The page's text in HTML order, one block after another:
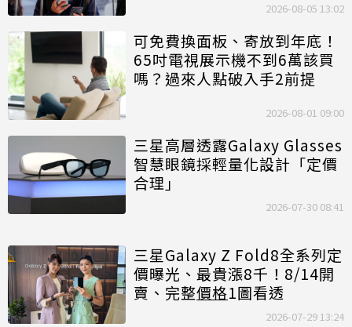
2026-08-05 13:02
可免費換面板、寄放到年底！
65吋電視展示機不到6萬該買
嗎？過來人點破入手2前提
2026-08-01 09:00
三星高層透露Galaxy Glasses
智慧眼鏡採輕量化設計「定價
合理」
2026-07-30 08:41
三星Galaxy Z Fold8全系列定
價曝光、最貴漲8千！8/14開
賣、完整價格1圖看透
2026-07-29 13:24